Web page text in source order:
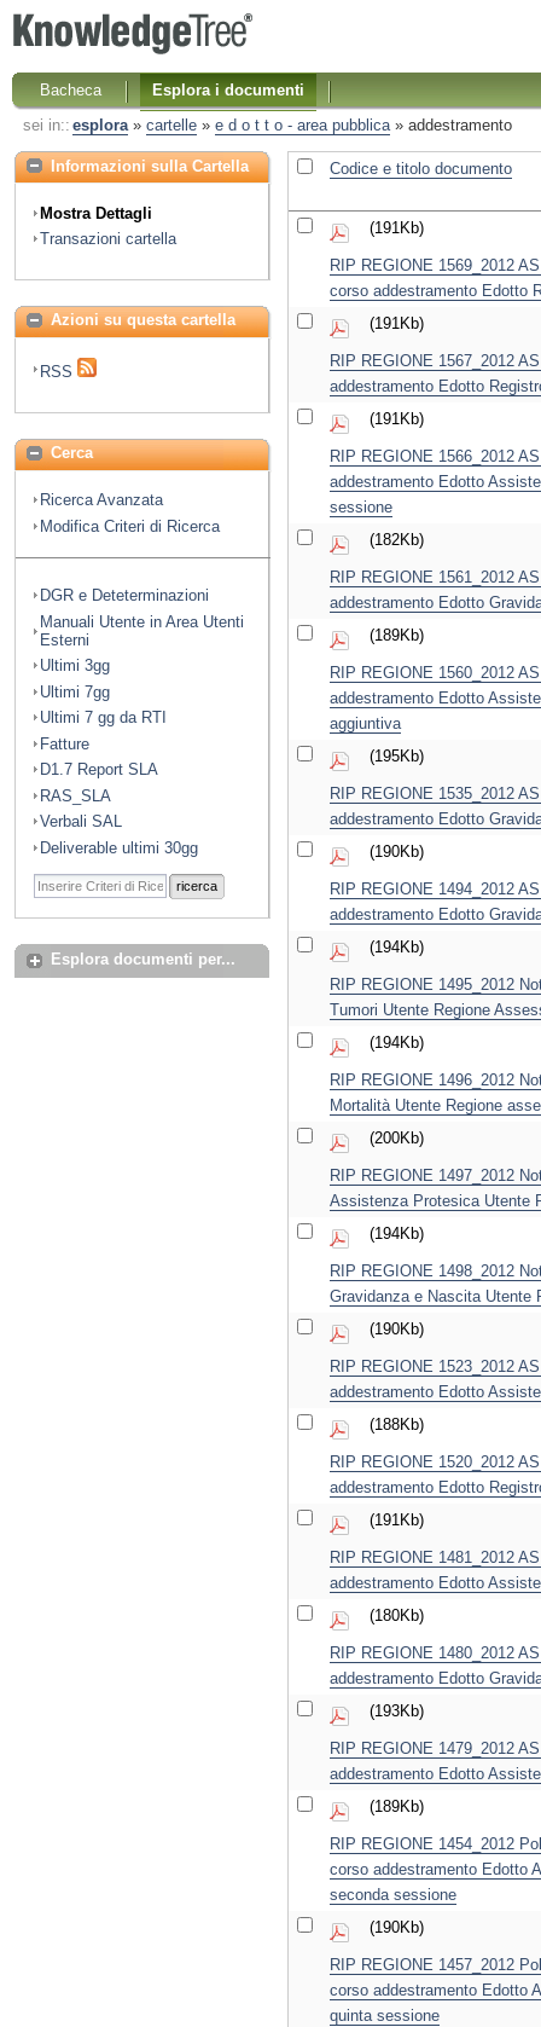
Bacheca
Esplora i documenti
sei in:: esplora» cartelle» e d o t t o - area pubblica» addestramento
Informazioni sulla Cartella
Mostra Dettagli
Transazioni cartella
Azioni su questa cartella
RSS
Cerca
Ricerca Avanzata
Modifica Criteri di Ricerca
DGR e Deteterminazioni
Manuali Utente in Area Utenti
Esterni
Ultimi 3gg
Ultimi 7gg
Ultimi 7 gg da RTI
Fatture
D1.7 Report SLA
RAS_SLA
Verbali SAL
Deliverable ultimi 30gg
ricerca
Esplora documenti per...
Codice e titolo documento
RIP REGIONE 1569_2012
corso addestramento Edotto
(191Kb)
RIP REGIONE 1567_2012
addestramento Edotto
(191Kb)
RIP REGIONE 1566_2012
addestramento Edotto
sessione
(191Kb)
RIP REGIONE 1561_2012
addestramento Edotto
(182Kb)
RIP REGIONE 1560_2012
addestramento Edotto
aggiuntiva
(189Kb)
RIP REGIONE 1535_2012
addestramento Edotto
(195Kb)
RIP REGIONE 1494_2012
addestramento Edotto
(190Kb)
RIP REGIONE 1495_2012
Tumori Utente Regione
(194Kb)
RIP REGIONE 1496_2012
Mortalità Utente Regione
(194Kb)
RIP REGIONE 1497_2012
Assistenza Protesica Utente
(200Kb)
RIP REGIONE 1498_2012
Gravidanza e Nascita Utente
(194Kb)
RIP REGIONE 1523_2012
addestramento Edotto
(190Kb)
RIP REGIONE 1520_2012
addestramento Edotto
(188Kb)
RIP REGIONE 1481_2012
addestramento Edotto
(191Kb)
RIP REGIONE 1480_2012
addestramento Edotto
(180Kb)
RIP REGIONE 1479_2012
addestramento Edotto
(193Kb)
RIP REGIONE 1454_2012
corso addestramento Edotto
seconda sessione
(189Kb)
RIP REGIONE 1457_2012
corso addestramento Edotto
quinta sessione
(190Kb)